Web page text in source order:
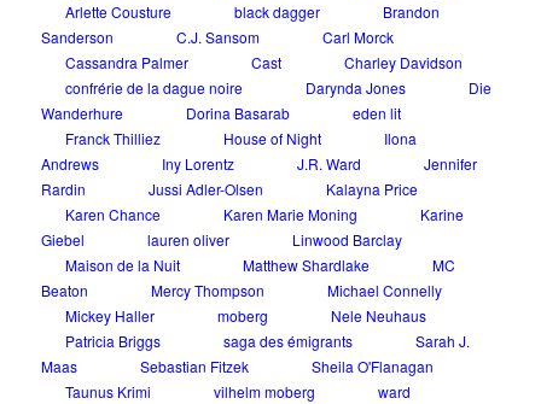
Arlette Cousture
black dagger
Brandon
Sanderson
C.J. Sansom
Carl Morck
Cassandra Palmer
Cast
Charley Davidson
confrérie de la dague noire
Darynda Jones
Die
Wanderhure
Dorina Basarab
eden lit
Franck Thilliez
House of Night
Ilona
Andrews
Iny Lorentz J.R. Ward
Jennifer
Rardin
Jussi Adler-Olsen
Kalayna Price
Karen Chance
Karen Marie Moning
Karine
Giebel
lauren oliver
Linwood Barclay
Maison de la Nuit
Matthew Shardlake
MC
Beaton
Mercy Thompson
Michael Connelly
Mickey Haller
moberg
Nele Neuhaus
Patricia Briggs
saga des émigrants
Sarah J.
Maas
Sebastian Fitzek
Sheila O'Flanagan
Taunus Krimi
vilhelm moberg ward